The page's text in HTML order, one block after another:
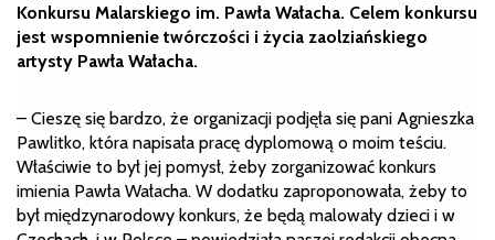
Konkursu Malarskiego im. Pawła Wałacha. Celem konkursu
jest wspomnienie twórczości i życia zaolziańskiego
artysty Pawła Wałacha.
– Cieszę się bardzo, że organizacji podjęła się pani Agnieszka
Pawlitko, która napisała pracę dyplomową o moim teściu.
Właściwie to był jej pomysł, żeby zorganizować konkurs
imienia Pawła Wałacha. W dodatku zaproponowała, żeby to
był międzynarodowy konkurs, że będą malowały dzieci i w